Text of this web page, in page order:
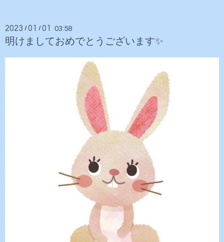
2023 /01 /01 03:58
明けましておめでとうございます✨